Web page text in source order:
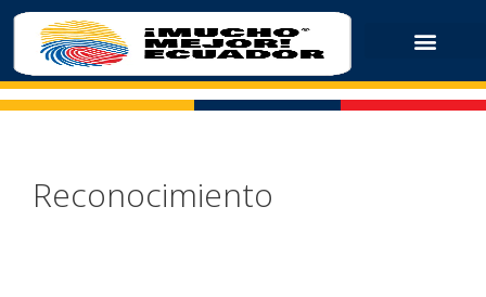
Reconocimiento